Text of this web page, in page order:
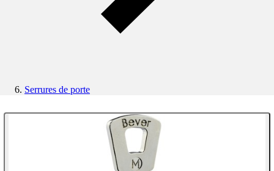
Serrures de porte